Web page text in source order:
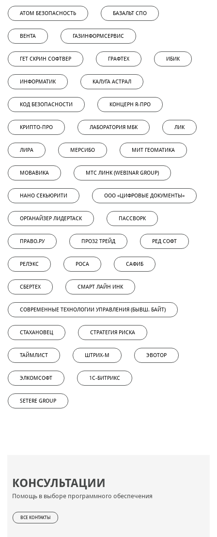
КОНСУЛЬТАЦИИ
Помощь в выборе программного обеспечения
ВСЕ КОНТАКТЫ
АТОМ БЕЗОПАСНОСТЬ БАЗАЛЬТ СПО
ВЕНТА ГАЗИНФОРМСЕРВИС
ГЕТ СКРИН СОФТВЕР ГРАФТЕХ ИБИК
ИНФОРМАТИК КАЛУГА АСТРАЛ
КОД БЕЗОПАСНОСТИ КОНЦЕРН R-ПРО
КРИПТО-ПРО ЛАБОРАТОРИЯ МБК ЛИК
ЛИРА МЕРСИБО МИТ ГЕОМАТИКА
МОВАВИКА МТС ЛИНК (WEBINAR GROUP)
НАНО СЕКЬЮРИТИ ООО «ЦИФРОВЫЕ ДОКУМЕНТЫ»
ОРГАНАЙЗЕР ЛИДЕРТАСК ПАССВОРК
ПРАВО.РУ ПРО32 ТРЕЙД РЕД СОФТ
РЕЛЭКС РОСА САФИБ
СБЕРТЕХ СМАРТ ЛАЙН ИНК
СОВРЕМЕННЫЕ ТЕХНОЛОГИИ УПРАВЛЕНИЯ (БЫВШ. БАЙТ)
СТАХАНОВЕЦ СТРАТЕГИЯ РИСКА
ТАЙМЛИСТ ШТРИХ-М ЭВОТОР
ЭЛКОМСОФТ 1С-БИТРИКС
SETERE GROUP